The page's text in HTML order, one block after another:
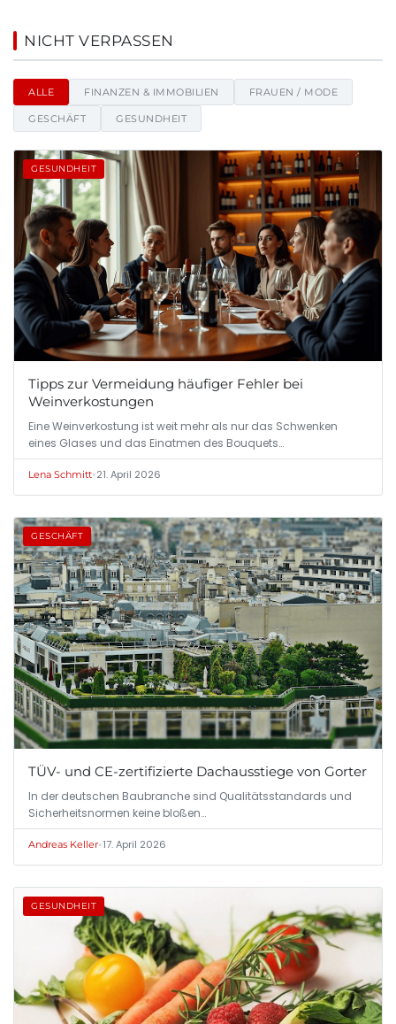
Max Neukirchner -
NICHT VERPASSEN
ALLE FINANZEN & IMMOBILIEN FRAUEN / MODE
GESCHÄFT GESUNDHEIT
GESUNDHEIT
Tipps zur Vermeidung häufiger Fehler bei
Weinverkostungen
Eine Weinverkostung ist weit mehr als nur das Schwenken
eines Glases und das Einatmen des Bouquets…
Lena Schmitt•21. April 2026
GESCHÄFT
TÜV- und CE-zertifizierte Dachausstiege von Gorter
In der deutschen Baubranche sind Qualitätsstandards und
Sicherheitsnormen keine bloßen…
Andreas Keller•17. April 2026
GESUNDHEIT